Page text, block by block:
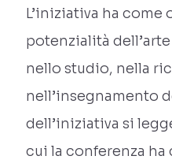
L’iniziativa ha come
potenzialità
nello studio, nella
nell’insegnamento
dell’iniziativa si
cui la conferenza ha